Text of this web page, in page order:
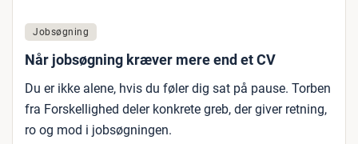
Jobsøgning
Når jobsøgning kræver mere end et CV
Du er ikke alene, hvis du føler dig sat på pause. Torben
fra Forskellighed deler konkrete greb, der giver retning,
ro og mod i jobsøgningen.